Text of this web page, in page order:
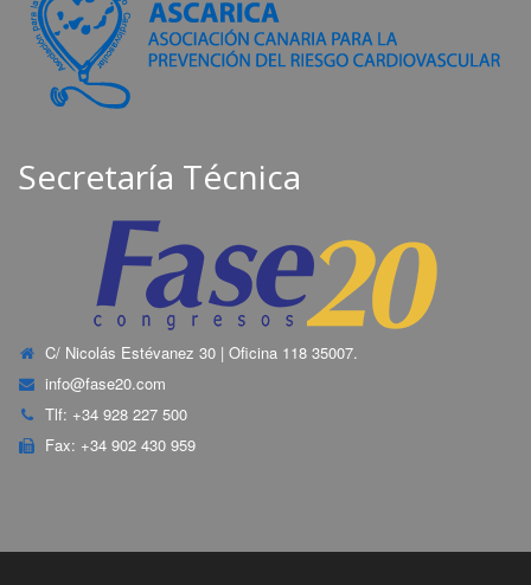
Secretaría Técnica
C/ Nicolás Estévanez 30 | Oficina 118 35007.
info@fase20.com
Tlf: +34 928 227 500
Fax: +34 902 430 959